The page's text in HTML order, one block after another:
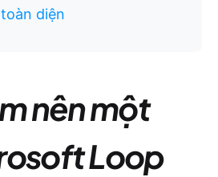
diện
nên một
Loop